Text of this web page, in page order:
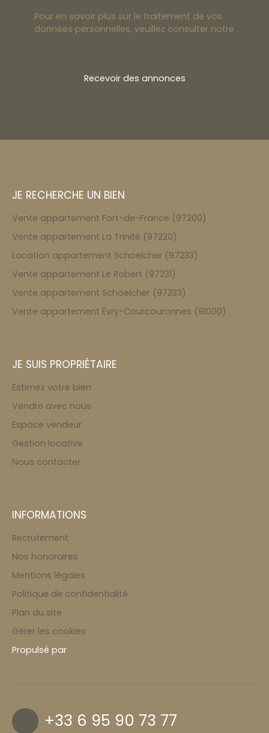
Pour en savoir plus sur le traitement de vos
données personnelles, veuillez consulter notre
.
Recevoir des annonces
JE RECHERCHE UN BIEN
Vente appartement Fort-de-France (97200)
Vente appartement La Trinité (97220)
Location appartement Schoelcher (97233)
Vente appartement Le Robert (97231)
Vente appartement Schoelcher (97233)
Vente appartement Évry-Courcouronnes (91000)
JE SUIS PROPRIÉTAIRE
Estimez votre bien
Vendre avec nous
Espace vendeur
Gestion locative
Nous contacter
INFORMATIONS
Recrutement
Nos honoraires
Mentions légales
Politique de confidentialité
Plan du site
Gérer les cookies
Propulsé par
+33 6 95 90 73 77